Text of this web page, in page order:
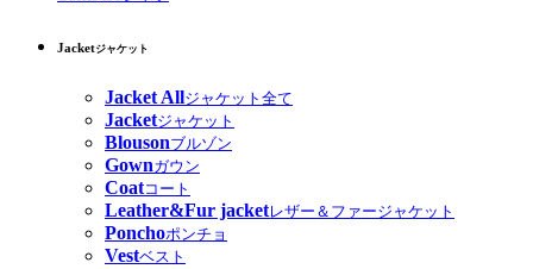
Jacketジャケット
Jacket Allジャケット全て
Jacketジャケット
Blousonブルゾン
Gownガウン
Coatコート
Leather&Fur jacketレザー＆ファージャケット
Ponchoポンチョ
Vestベスト